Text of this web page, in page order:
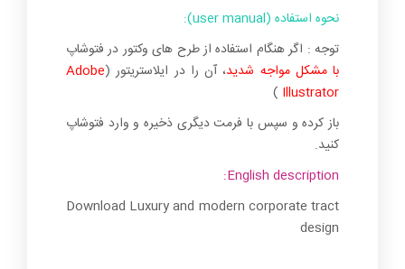
نحوه استفاده (user manual):
توجه : اگر هنگام استفاده از طرح های وکتور در فتوشاپ
با مشکل مواجه شدید، آن را در ایلاستریتور (Adobe
Illustrator
)
باز کرده و سپس با فرمت دیگری ذخیره و وارد فتوشاپ
کنید.
English description:
Download Luxury and modern corporate tract
design